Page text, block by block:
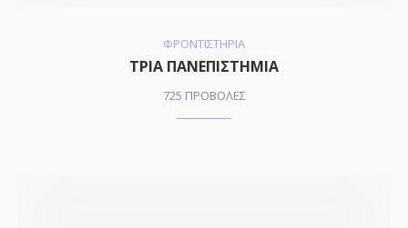
ΦΡΟΝΤΙΣΤΗΡΙΑ
ΤΡΙΑ ΠΑΝΕΠΙΣΤΗΜΙΑ
725 ΠΡΟΒΟΛΕΣ